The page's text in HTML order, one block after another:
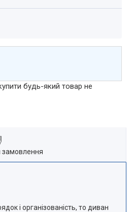
будь-який товар не
замовлення
і організованість, то диван